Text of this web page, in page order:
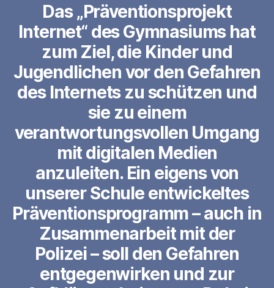
Das „Präventionsprojekt
Internet“des Gymnasiums hat
zum Ziel, die Kinder und
Jugendlichen vor den Gefahren
des Internets zu schützen und
sie zu einem
verantwortungsvollen Umgang
mit digitalen Medien
anzuleiten. Ein eigens von
unserer Schule entwickeltes
Präventionsprogramm – auch in
Zusammenarbeit mit der
Polizei – soll den Gefahren
entgegenwirken und zur